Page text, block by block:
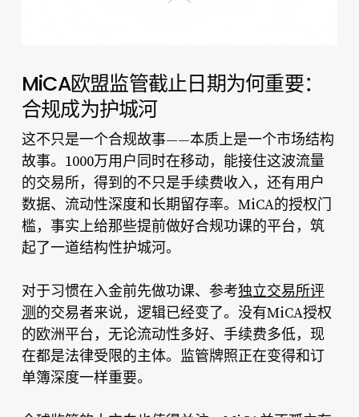
MiCA欧盟监管截止日期为何重要：
合规成为护城河
这不只是一个合规故事——本质上是一个市场结构
故事。1000万用户同时在移动，能接住这波流量
的交易所，得到的不只是手续费收入，还有用户
数据、流动性深度和长期留存率。MiCA的授权门
槛，事实上给那些提前做好合规功课的平台，筑
起了一道结构性护城河。
对于习惯在入金前先做功课、参考独立交易所评
测的交易者来说，逻辑已经变了。没有MiCA授权
的欧洲平台，无论流动性多好、手续费多低，现
在都是法律受限的主体。监管牌照正在变得和订
单簿深度一样重要。